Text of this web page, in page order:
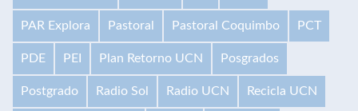
PAR Explora Pastoral Pastoral Coquimbo PCT
PDE PEI Plan Retorno UCN Posgrados
Postgrado Radio Sol Radio UCN Recicla UCN